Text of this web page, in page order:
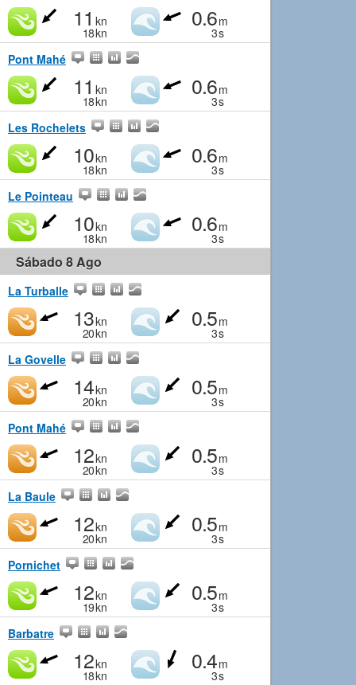
11 kn
18kn
0.6m
3s
Pont Mahé
11 kn
18kn
0.6m
3s
Les Rochelets
10kn
18kn
0.6m
3s
Le Pointeau
10kn
18kn
0.6m
3s
Sábado 8 Ago
La Turballe
13kn
20kn
0.5m
3s
La Govelle
14kn
20kn
0.5m
3s
Pont Mahé
12kn
20kn
0.5m
3s
La Baule
12kn
20kn
0.5m
3s
Pornichet
12kn
19kn
0.5m
3s
Barbatre
12kn
18kn
0.4m
3s